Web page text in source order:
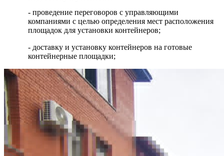
- проведение переговоров с управляющими
компаниями с целью определения мест расположения
площадок для установки контейнеров;
- доставку и установку контейнеров на готовые
контейнерные площадки;